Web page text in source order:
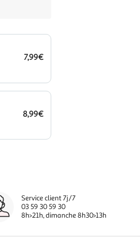
7,99€
8,99€
Service client 7j/7
03 59 30 59 30
8h>21h, dimanche 8h30>13h